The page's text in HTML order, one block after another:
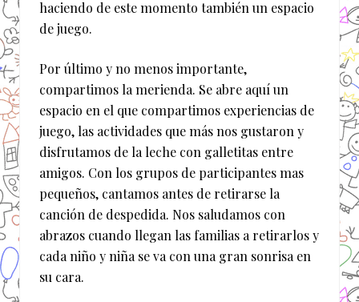
haciendo de este momento también un espacio
de juego.
Por último y no menos importante,
compartimos la merienda. Se abre aquí un
espacio en el que compartimos experiencias de
juego, las actividades que más nos gustaron y
disfrutamos de la leche con galletitas entre
amigos. Con los grupos de participantes mas
pequeños, cantamos antes de retirarse la
canción de despedida. Nos saludamos con
abrazos cuando llegan las familias a retirarlos y
cada niño y niña se va con una gran sonrisa en
su cara.